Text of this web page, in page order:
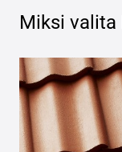
Miksi valita